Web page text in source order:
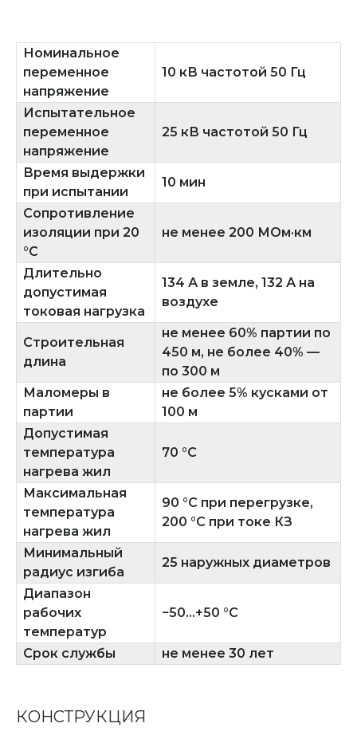
Номинальное
переменное
напряжение
10 кВ частотой 50 Гц
Испытательное
переменное
напряжение
25 кВ частотой 50 Гц
Время выдержки
при испытании
10 мин
Сопротивление
изоляции при 20
°C
не менее 200 МОм·км
Длительно
допустимая
токовая нагрузка
134 А в земле, 132 А на
воздухе
Строительная
длина
не менее 60% партии по
450 м, не более 40% —
по 300 м
Маломеры в
партии
не более 5% кусками от
100 м
Допустимая
температура
нагрева жил
70 °C
Максимальная
температура
нагрева жил
90 °C при перегрузке,
200 °C при токе КЗ
Минимальный
радиус изгиба
25 наружных диаметров
Диапазон
рабочих
температур
−50...+50 °C
Срок службы не менее 30 лет
КОНСТРУКЦИЯ